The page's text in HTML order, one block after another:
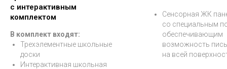
с интерактивным
комплектом
В комплект входят:
Трехэлементные школьные
доски
Интерактивная школьная
Сенсорная ЖК
со специальным
обеспечивающим
возможность
на всей